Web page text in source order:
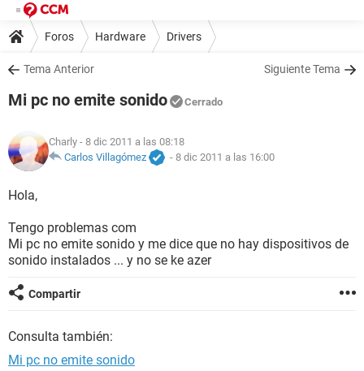
Foros Hardware Drivers
Tema Anterior Siguiente Tema
Mi pc no emite sonido Cerrado
Charly - 8 dic 2011 a las 08:18
Carlos Villagómez
- 8 dic 2011 a las 16:00
Hola,
Tengo problemas com
Mi pc no emite sonido y me dice que no hay dispositivos de
sonido instalados ... y no se ke azer
Compartir
Consulta también:
Mi pc no emite sonido